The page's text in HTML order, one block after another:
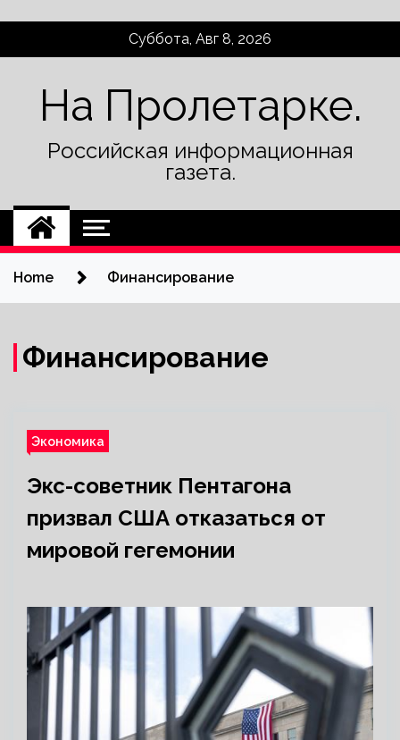
Суббота, Авг 8, 2026
На Пролетарке.
Российская информационная
газета.
Home Финансирование
Финансирование
Экономика
Экс-советник Пентагона
призвал США отказаться от
мировой гегемонии